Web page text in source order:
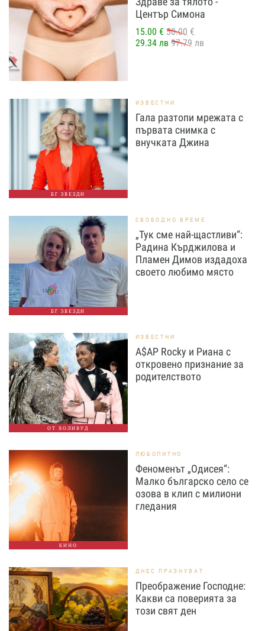
Център Симона
15.00 € 50.00 €
29.34 лв 97.79 лв
БГ ЗВЕЗДИ
ИЗВЕСТНИ
Гала разтопи мрежата с
първата снимка с
внучката Джина
БГ ЗВЕЗДИ
СВОБОДНО ВРЕМЕ
„Тук сме най-щастливи“:
Радина Кърджилова и
Пламен Димов издадоха
своето любимо място
ОТ ХОЛИВУД
ИЗВЕСТНИ
A$AP Rocky и Риана с
откровено признание за
родителството
КИНО
ЛЮБОПИТНО
Феноменът „Одисея“:
Малко българско село се
озова в клип с милиони
гледания
ДНЕС ПРАЗНУВАТ
Преображение Господне:
Какви са поверията за
този свят ден